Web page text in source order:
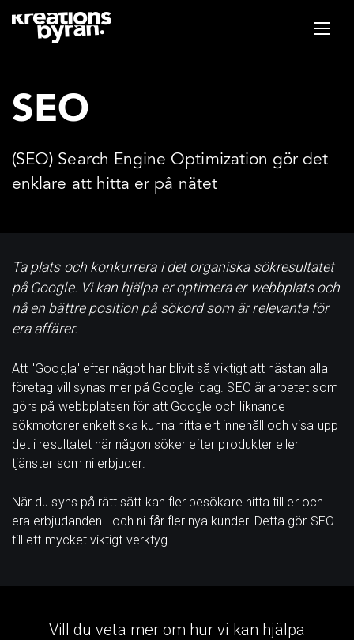
SEO
(SEO) Search Engine Optimization gör det
enklare att hitta er på nätet
Ta plats och konkurrera i det organiska sökresultatet
på Google. Vi kan hjälpa er optimera er webbplats och
nå en bättre position på sökord som är relevanta för
era affärer.
Att "Googla" efter något har blivit så viktigt att nästan alla
företag vill synas mer på Google idag. SEO är arbetet som
görs på webbplatsen för att Google och liknande
sökmotorer enkelt ska kunna hitta ert innehåll och visa upp
det i resultatet när någon söker efter produkter eller
tjänster som ni erbjuder.
När du syns på rätt sätt kan fler besökare hitta till er och
era erbjudanden - och ni får fler nya kunder. Detta gör SEO
till ett mycket viktigt verktyg.
Vill du veta mer om hur vi kan hjälpa